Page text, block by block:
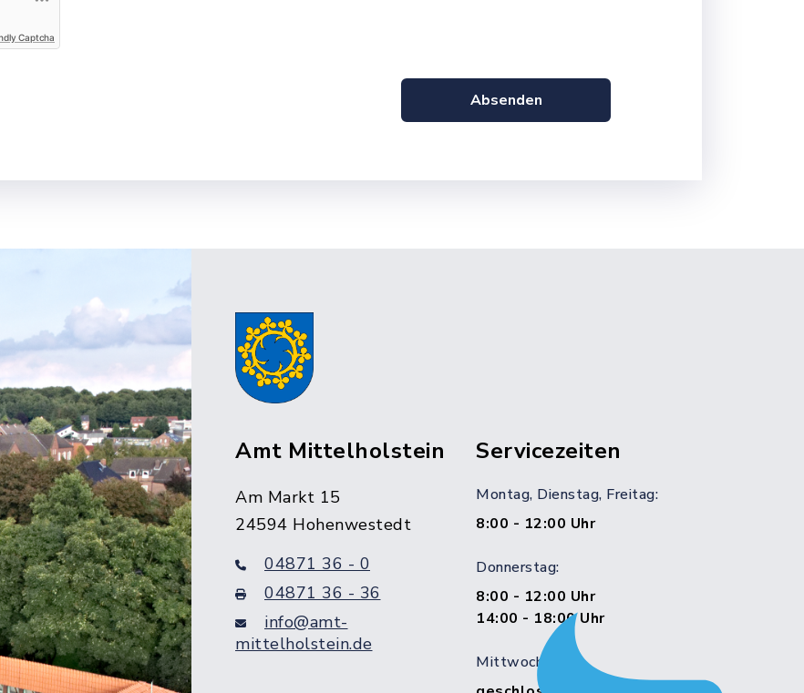
Captcha
Absenden
Amt Mittelholstein
Am Markt 15
24594 Hohenwestedt
04871 36 - 0
04871 36 - 36
info@amt-
mittelholstein.de
Servicezeiten
Montag, Dienstag, Freitag:
8:00 - 12:00 Uhr
Donnerstag:
8:00 - 12:00 Uhr
14:00 - 18:00 Uhr
Mittwoch: